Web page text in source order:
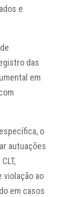
e
das
em
o
autuações
violação ao
em casos